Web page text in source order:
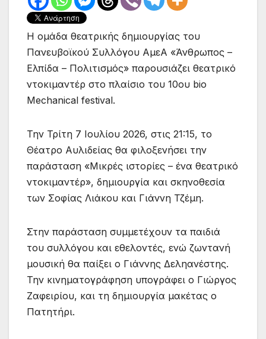
Η ομάδα θεατρικής δημιουργίας του
Πανευβοϊκού Συλλόγου ΑμεΑ «Άνθρωπος –
Ελπίδα – Πολιτισμός» παρουσιάζει θεατρικό
ντοκιμαντέρ στο πλαίσιο του 10ου bio
Mechanical festival.
Την Τρίτη 7 Ιουλίου 2026, στις 21:15, το
Θέατρο Αυλιδείας θα φιλοξενήσει την
παράσταση «Μικρές ιστορίες – ένα θεατρικό
ντοκιμαντέρ», δημιουργία και σκηνοθεσία
των Σοφίας Λιάκου και Γιάννη Τζέμη.
Στην παράσταση συμμετέχουν τα παιδιά
του συλλόγου και εθελοντές, ενώ ζωντανή
μουσική θα παίξει ο Γιάννης Δεληανέστης.
Την κινηματογράφηση υπογράφει ο Γιώργος
Ζαφειρίου, και τη δημιουργία μακέτας ο
Πατητήρι.